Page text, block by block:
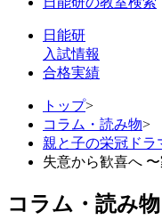
日能研
入試情報
合格実績
トップ>
コラム・読み物>
親と子の栄冠ドラ
失意から歓喜へ
コラム・読み物